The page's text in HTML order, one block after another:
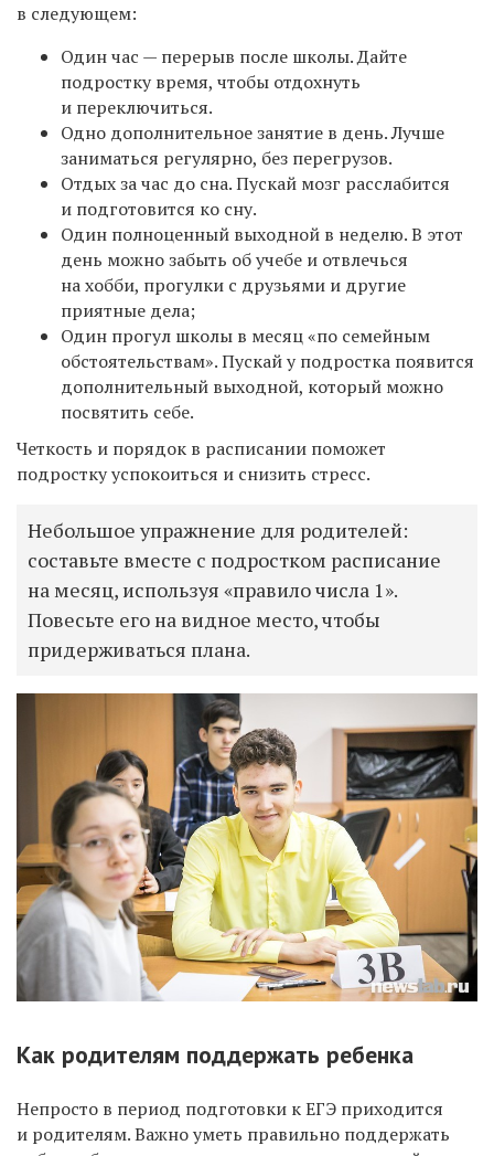
в следующем:
Один час — перерыв после школы. Дайте
подростку время, чтобы отдохнуть
и переключиться.
Одно дополнительное занятие в день. Лучше
заниматься регулярно, без перегрузов.
Отдых за час до сна. Пускай мозг расслабится
и подготовится ко сну.
Один полноценный выходной в неделю. В этот
день можно забыть об учебе и отвлечься
на хобби, прогулки с друзьями и другие
приятные дела;
Один прогул школы в месяц «по семейным
обстоятельствам». Пускай у подростка появится
дополнительный выходной, который можно
посвятить себе.
Четкость и порядок в расписании поможет
подростку успокоиться и снизить стресс.
Небольшое упражнение для родителей:
составьте вместе с подростком расписание
на месяц, используя «правило числа 1».
Повесьте его на видное место, чтобы
придерживаться плана.
Как родителям поддержать ребенка
Непросто в период подготовки к ЕГЭ приходится
и родителям. Важно уметь правильно поддержать